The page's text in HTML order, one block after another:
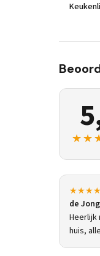
de Jong
Heerlijk
huis,